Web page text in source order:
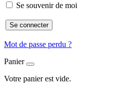
Se souvenir de moi
Se connecter
Mot de passe perdu ?
Panier
Votre panier est vide.